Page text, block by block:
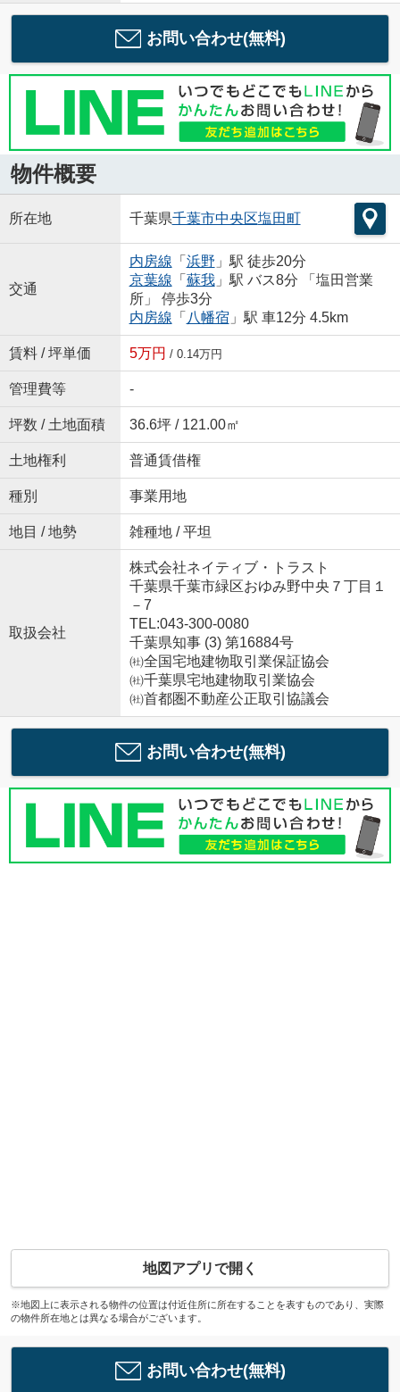
お問い合わせ(無料)
物件概要
所在地 千葉県千葉市中央区塩田町
交通
内房線 「 浜野 」駅 徒歩20分
京葉線 「 蘇我」駅 バス8分 「塩田営業
所」 停歩3分
内房線 「 八幡宿 」駅 車12分 4.5km
賃料 / 坪単価 5万円 / 0.14万円
管理費等 -
坪数 / 土地面積 36.6坪 / 121.00㎡
土地権利 普通賃借権
種別 事業用地
地目 / 地勢 雑種地 / 平坦
取扱会社
株式会社ネイティブ・トラスト
千葉県千葉市緑区おゆみ野中央７丁目１
－7
TEL:043-300-0080
千葉県知事 (3) 第16884号
㈳全国宅地建物取引業保証協会
㈳千葉県宅地建物取引業協会
㈳首都圏不動産公正取引協議会
お問い合わせ(無料)
地図アプリで開く
※地図上に表示される物件の位置は付近住所に所在することを表すものであり、実際
の物件所在地とは異なる場合がございます。
お問い合わせ(無料)